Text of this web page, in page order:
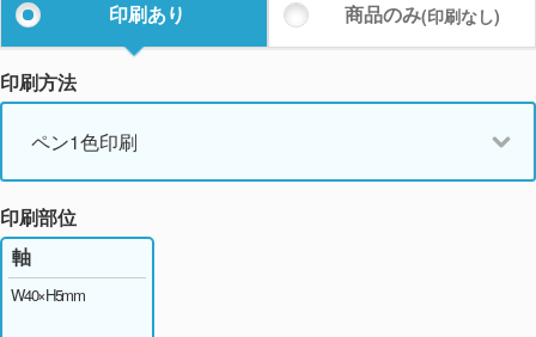
印刷あり 商品のみ(印刷なし)
印刷方法
ペン1色印刷
印刷部位
軸
W40×H5mm